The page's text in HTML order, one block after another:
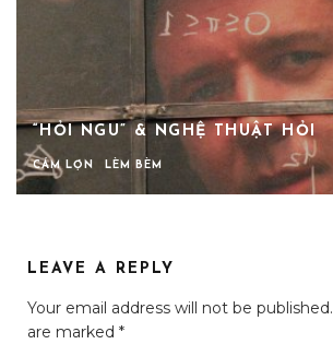
“HỎI NGU” & NGHỆ THUẬT HỎI
CÁM LỢN LÈM BÈM
LEAVE A REPLY
Your email address will not be published.
are marked *